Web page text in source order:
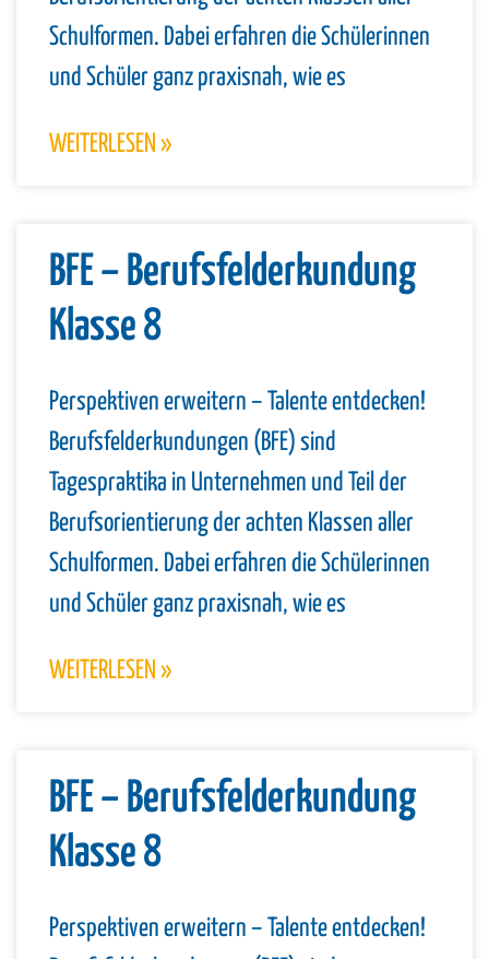
Schulformen. Dabei erfahren die Schülerinnen
und Schüler ganz praxisnah, wie es
WEITERLESEN »
BFE – Berufsfelderkundung
Klasse 8
Perspektiven erweitern – Talente entdecken!
Berufsfelderkundungen (BFE) sind
Tagespraktika in Unternehmen und Teil der
Berufsorientierung der achten Klassen aller
Schulformen. Dabei erfahren die Schülerinnen
und Schüler ganz praxisnah, wie es
WEITERLESEN »
BFE – Berufsfelderkundung
Klasse 8
Perspektiven erweitern – Talente entdecken!